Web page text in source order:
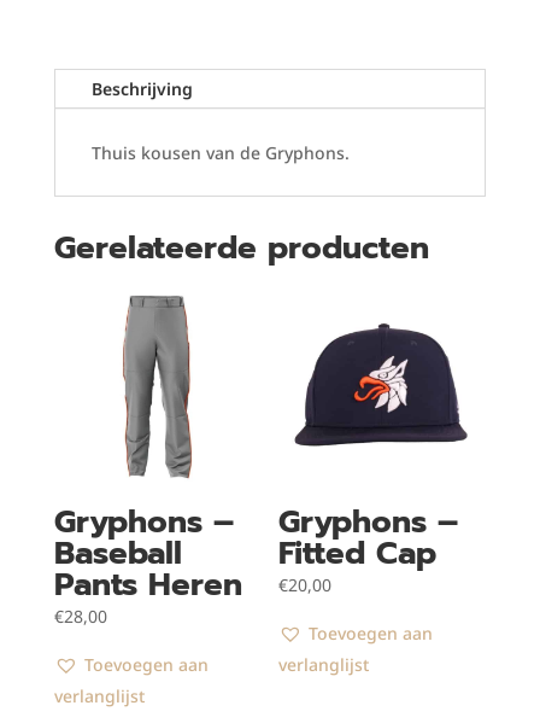
Beschrijving
Thuis kousen van de Gryphons.
Gerelateerde producten
Gryphons –
Baseball
Pants Heren
€28,00
Toevoegen aan
verlanglijst
Gryphons –
Fitted Cap
€20,00
Toevoegen aan
verlanglijst